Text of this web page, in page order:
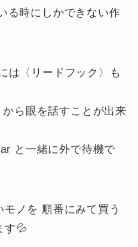
る時にしかできない作
は〈リードフック〉も
ら眼を話すことが出来
と一緒に外で待機で
ノを 順番にみて買う
す💦